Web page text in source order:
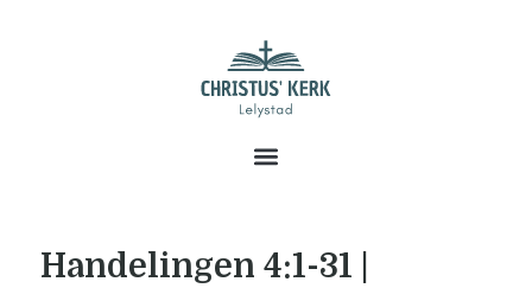
Handelingen 4:1-31 |